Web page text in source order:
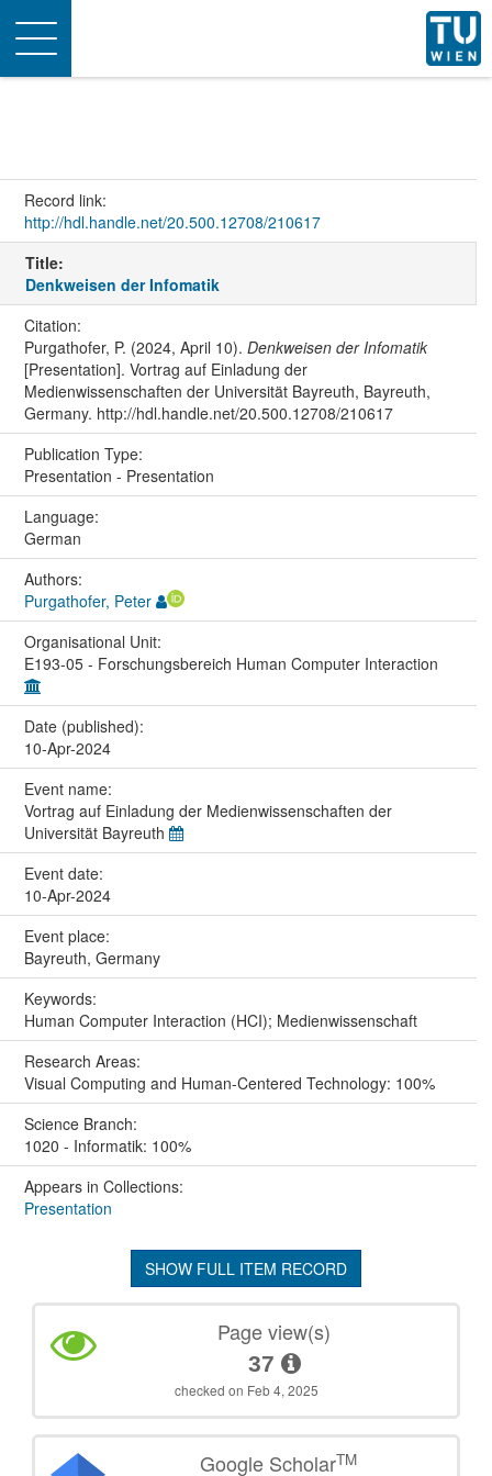
Toggle
navigation
Record link:
http://hdl.handle.net/20.500.12708/210617
Title:
Denkweisen der Infomatik
Citation:
Purgathofer, P. (2024, April 10). Denkweisen der Infomatik
[Presentation]. Vortrag auf Einladung der
Medienwissenschaften der Universität Bayreuth, Bayreuth,
Germany. http://hdl.handle.net/20.500.12708/210617
Publication Type:
Presentation - Presentation
Language:
German
Authors:
Purgathofer, Peter
Organisational Unit:
E193-05 - Forschungsbereich Human Computer Interaction
Date (published):
10-Apr-2024
Event name:
Vortrag auf Einladung der Medienwissenschaften der
Universität Bayreuth
Event date:
10-Apr-2024
Event place:
Bayreuth, Germany
Keywords:
Human Computer Interaction (HCI); Medienwissenschaft
Research Areas:
Visual Computing and Human-Centered Technology: 100%
Science Branch:
1020 - Informatik: 100%
Appears in Collections:
Presentation
SHOW FULL ITEM RECORD
Page view(s)
37
checked on Feb 4, 2025
Google ScholarTM